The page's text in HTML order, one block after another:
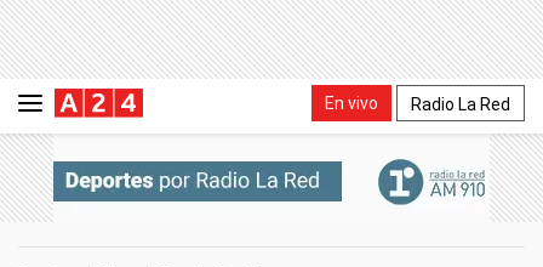
En vivo Radio La Red